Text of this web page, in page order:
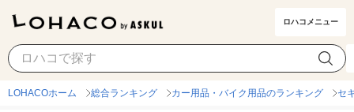
ロハコメニュー
自動車用エンジンスターター カテゴリ選択
LOHACOホーム 総合ランキング カー用品・バイク用品のランキング セ